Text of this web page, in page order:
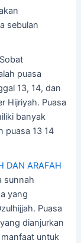
sebulan
puasa
13, 14, dan
Hijriyah. Puasa
banyak
puasa 13 14
DAN ARAFAH
sunnah
yang
Puasa
dianjurkan
untuk